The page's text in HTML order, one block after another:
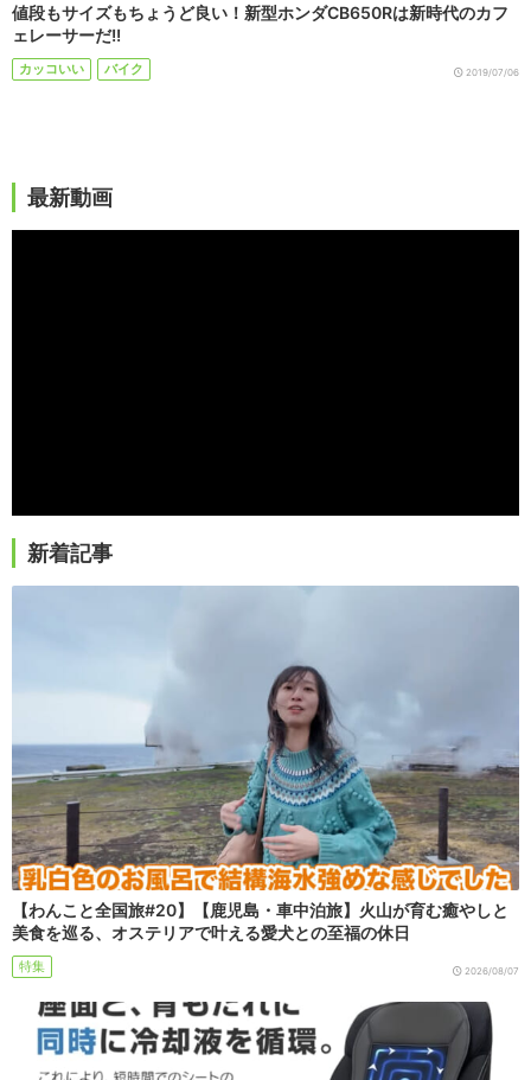
値段もサイズもちょうど良い！新型ホンダCB650Rは新時代のカフ
ェレーサーだ!!
カッコいい バイク 2019/07/06
最新動画
新着記事
【わんこと全国旅#20】【鹿児島・車中泊旅】火山が育む癒やしと
美食を巡る、オステリアで叶える愛犬との至福の休日
特集 2026/08/07